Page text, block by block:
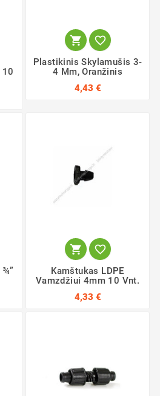
10
 
Plastikinis Skylamušis 3-
4 Mm, Oranžinis
4,43 €
¾”
 
Kamštukas LDPE
Vamzdžiui 4mm 10 Vnt.
4,33 €